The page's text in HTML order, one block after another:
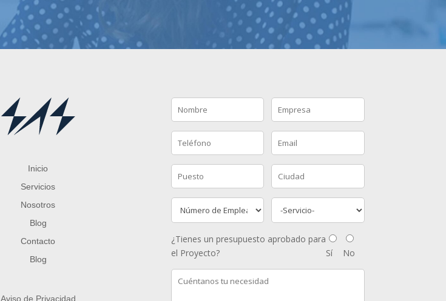
Inicio
Servicios
Nosotros
Blog
Contacto
Blog
Aviso de Privacidad
¿Tienes un presupuesto aprobado para
el Proyecto?
Sí No